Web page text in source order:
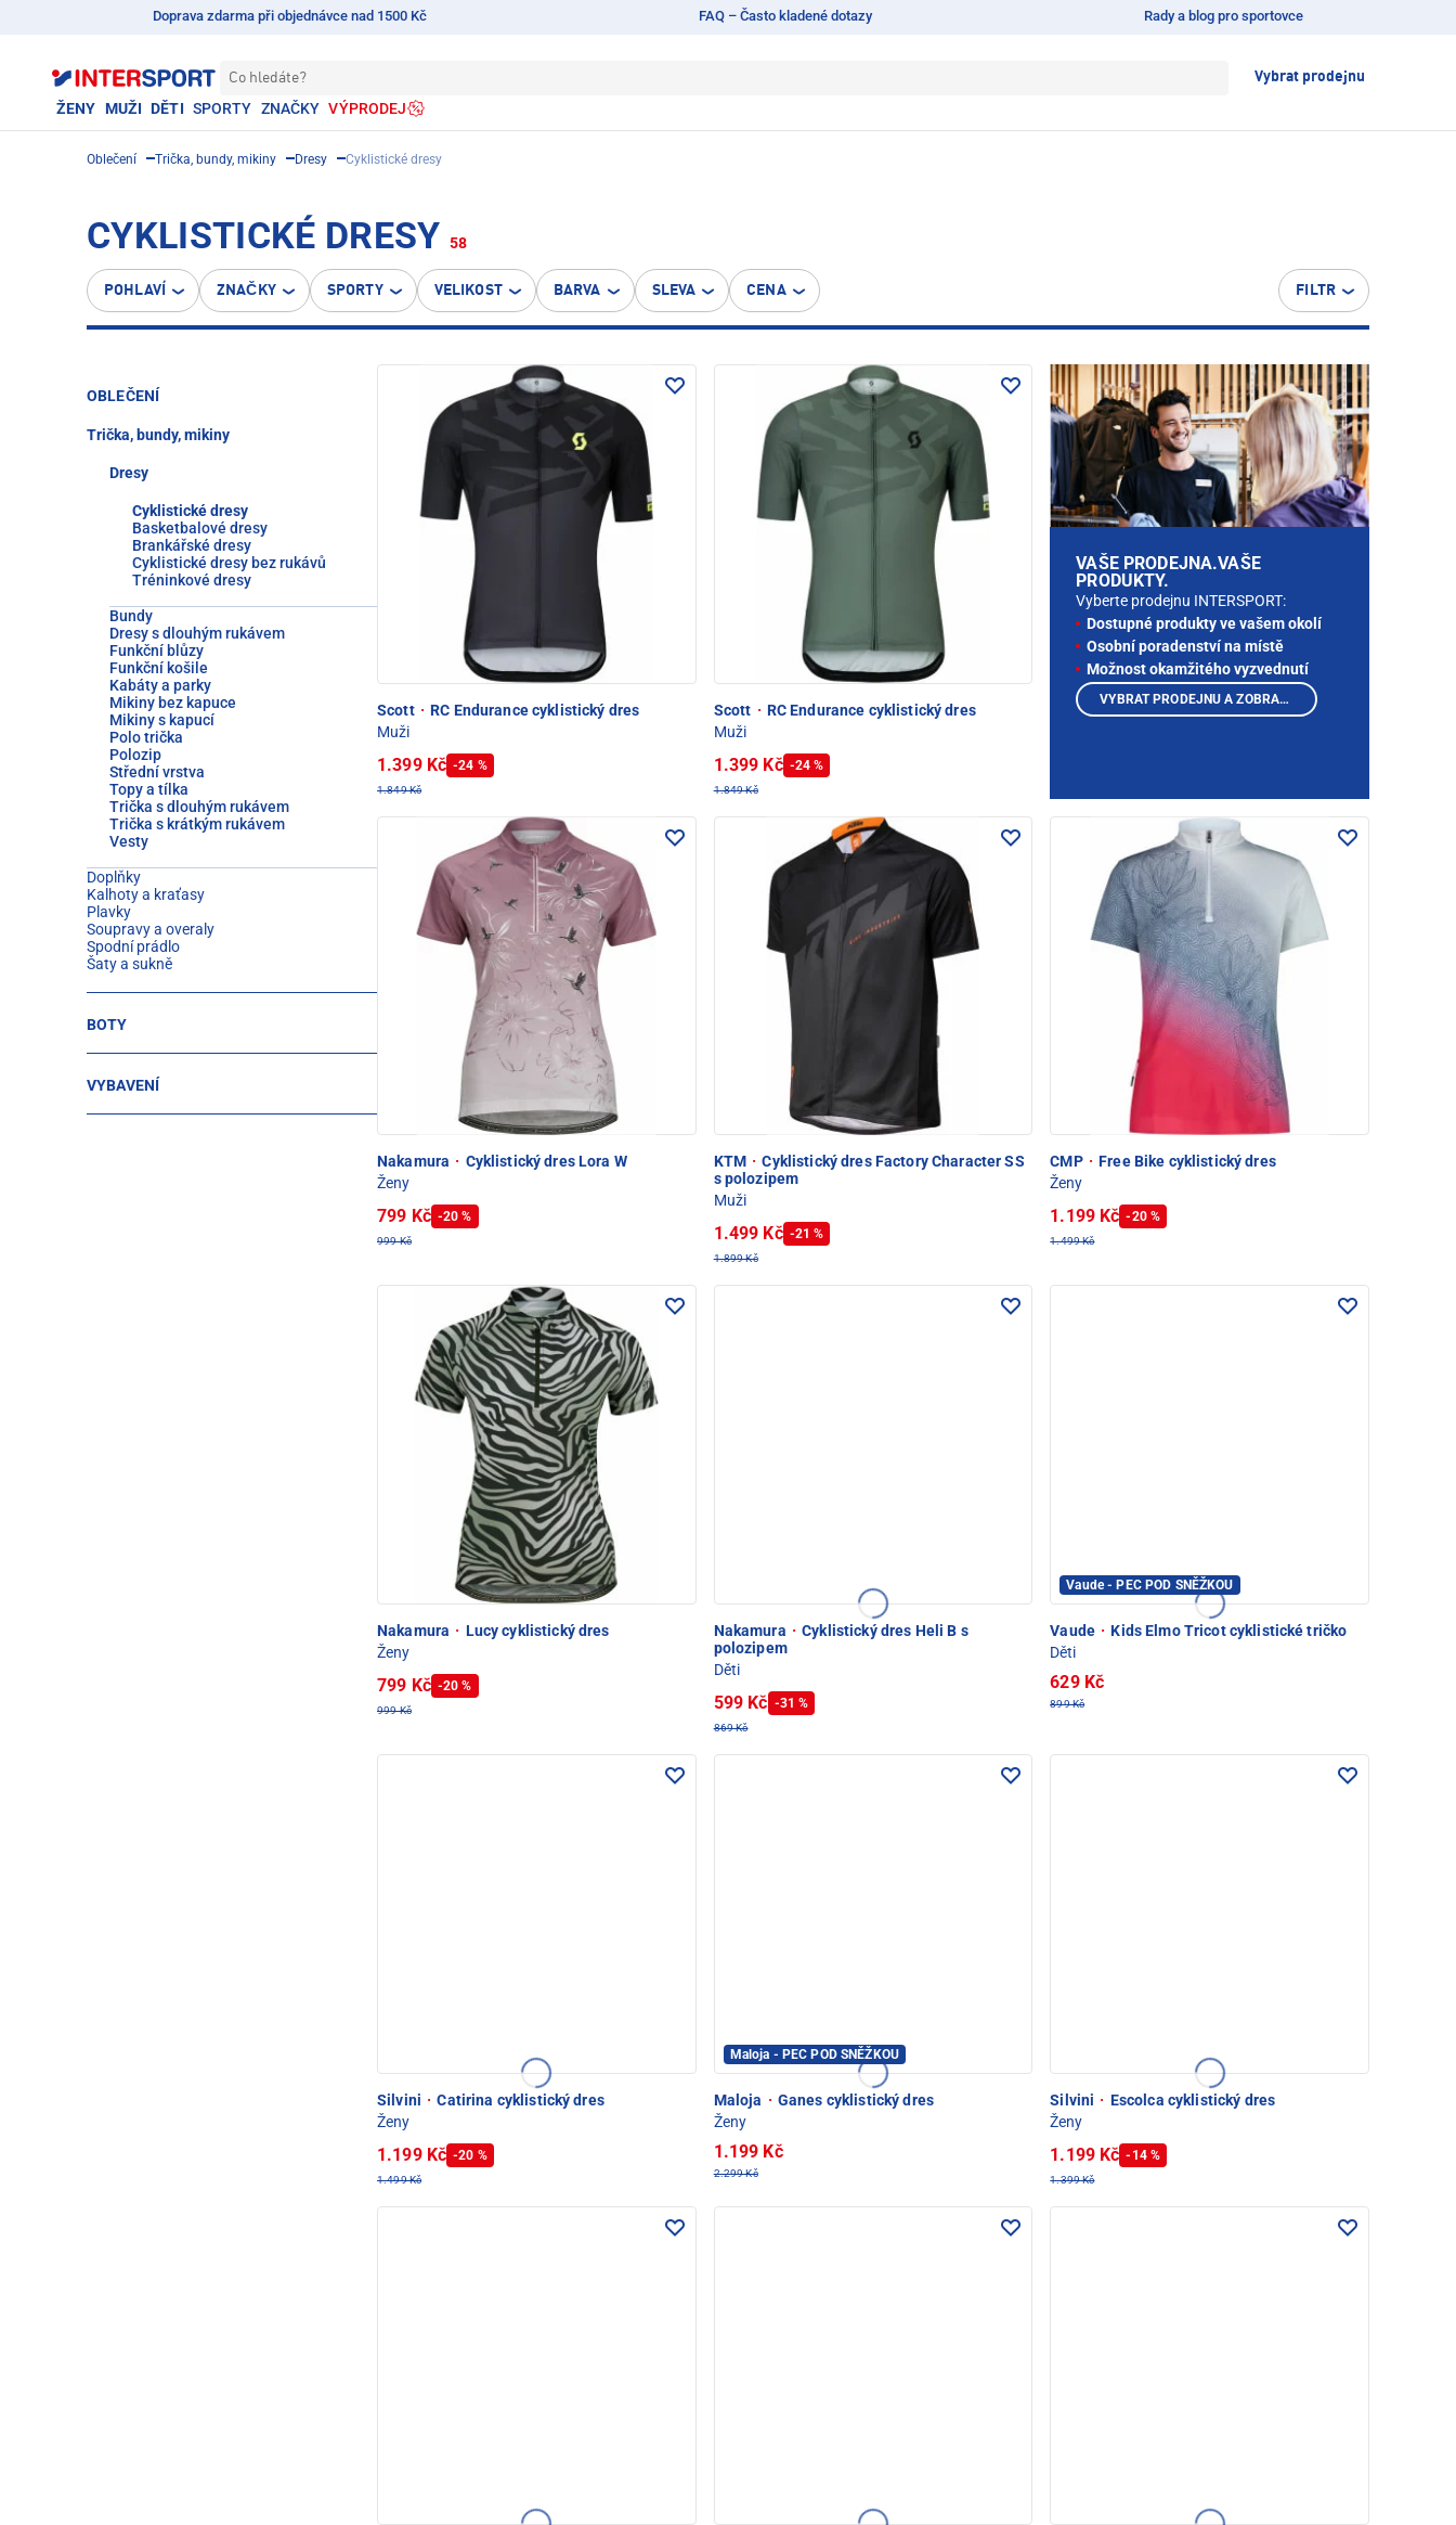
Doprava zdarma při objednávce nad 1500 Kč FAQ – Často kladené dotazy Rady a blog pro sportovce
Co hledáte? Vybrat prodejnu
ŽENY MUŽI DĚTI SPORTY ZNAČKY VÝPRODEJ
Oblečení Trička, bundy, mikiny Dresy Cyklistické dresy
CYKLISTICKÉ DRESY 58
POHLAVÍ ZNAČKY SPORTY VELIKOST BARVA SLEVA CENA FILTR
OBLEČENÍ
Trička, bundy, mikiny
Dresy
Cyklistické dresy
Basketbalové dresy
Brankářské dresy
Cyklistické dresy bez rukávů
Tréninkové dresy
Bundy
Dresy s dlouhým rukávem
Funkční blůzy
Funkční košile
Kabáty a parky
Mikiny bez kapuce
Mikiny s kapucí
Polo trička
Polozip
Střední vrstva
Topy a tílka
Trička s dlouhým rukávem
Trička s krátkým rukávem
Vesty
Doplňky
Kalhoty a kraťasy
Plavky
Soupravy a overaly
Spodní prádlo
Šaty a sukně
BOTY
VYBAVENÍ
Scott · RC Endurance cyklistický dres
Muži
1.399 Kč -24 %
1.849 Kč
Scott · RC Endurance cyklistický dres
Muži
1.399 Kč -24 %
1.849 Kč
Nakamura · Cyklistický dres Lora W
Ženy
799 Kč -20 %
999 Kč
KTM · Cyklistický dres Factory Character SS
s polozipem
Muži
1.499 Kč -21 %
1.899 Kč
CMP · Free Bike cyklistický dres
Ženy
1.199 Kč -20 %
1.499 Kč
Nakamura · Lucy cyklistický dres
Ženy
799 Kč -20 %
999 Kč
Nakamura · Cyklistický dres Heli B s
polozipem
Děti
599 Kč -31 %
869 Kč
Vaude - PEC POD SNĚŽKOU
Vaude · Kids Elmo Tricot cyklistické tričko
Děti
629 Kč
899 Kč
Silvini · Catirina cyklistický dres
Ženy
1.199 Kč -20 %
1.499 Kč
Maloja - PEC POD SNĚŽKOU
Maloja · Ganes cyklistický dres
Ženy
1.199 Kč
2.299 Kč
Silvini · Escolca cyklistický dres
Ženy
1.199 Kč -14 %
1.399 Kč
VAŠE PRODEJNA.VAŠE
PRODUKTY.
Vyberte prodejnu INTERSPORT:
Dostupné produkty ve vašem okolí
Osobní poradenství na místě
Možnost okamžitého vyzvednutí
VYBRAT PRODEJNU A ZOBRAZIT PRODUKTY